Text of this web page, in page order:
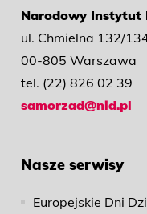
Narodowy Instytut
ul. Chmielna 132/
00-805 Warszawa
tel. (22) 826 02 39
samorzad@nid.pl
Nasze serwisy
Europejskie Dni